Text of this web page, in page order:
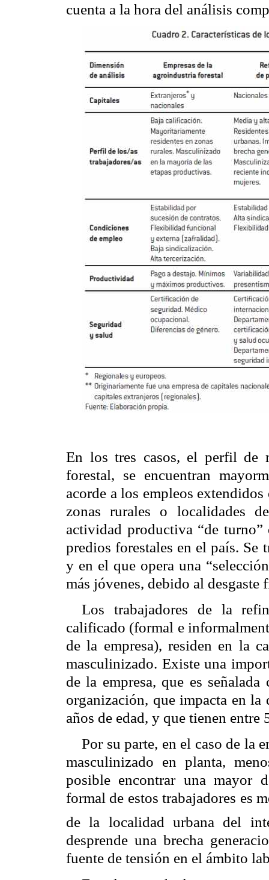
cuenta a la hora del análisis
En los tres casos, el perfil de
forestal, se encuentran
acorde a los empleos
zonas rurales o localidades
actividad productiva “de
predios forestales en el país. Se
y en el que opera una
más jóvenes, debido al
Los trabajadores de la
calificado (formal e
de la empresa), residen en la
masculinizado. Existe una
de la empresa, que es
organización, que impacta en
años de edad, y que tienen entre
Por su parte, en el caso de la
masculinizado en planta,
posible encontrar una mayor
formal de estos trabajadores es
de la localidad urbana del
desprende una brecha
fuente de tensión en el ámbito